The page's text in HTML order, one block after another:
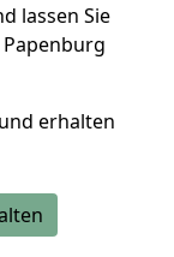
lassen Sie
und erhalten